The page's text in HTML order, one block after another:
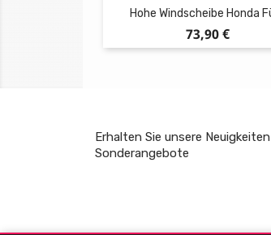
Hohe Windscheibe Honda
Preis
73,90 €
Erhalten Sie unsere
Sonderangebote